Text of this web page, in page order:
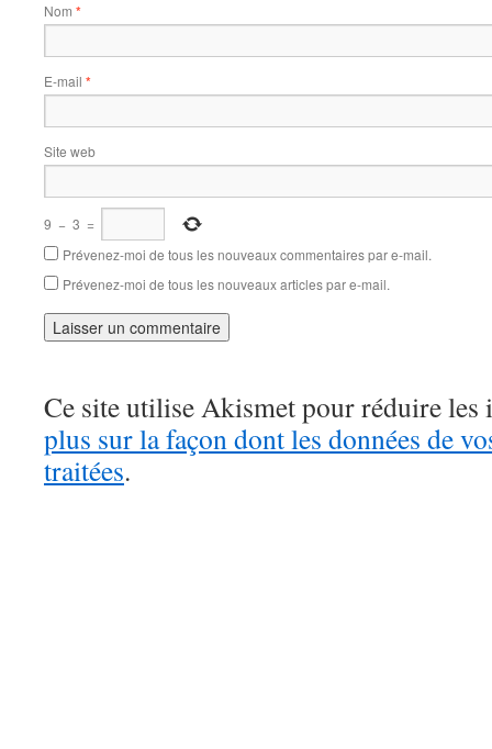
Nom *
E-mail *
Site web
9 − 3 =
Prévenez-moi de tous les nouveaux commentaires par e-mail.
Prévenez-moi de tous les nouveaux articles par e-mail.
Ce site utilise Akismet pour réduire les
plus sur la façon dont les données de
traitées.